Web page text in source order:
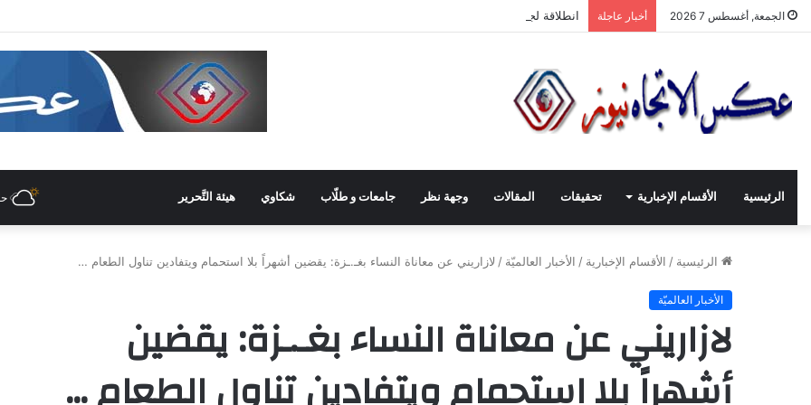
الجمعة, أغسطس 7 2026 أخبار عاجلة انطلاقة لجنة الصّناعيّين الشّباب في غرفة صناعة دمشق وريفها لدعم المشاركة الشّبابيّة في الصّناعة
الرئيسية الأقسام الإخبارية تحقيقات المقالات وجهة نظر جامعات و طلّاب شكاوي هيئة التَّحرير
الرئيسية / الأقسام الإخبارية / الأخبار العالميّة / لازاريني عن معاناة النساء بغـ.ـزة: يقضين أشهراً بلا استحمام ويتفادين تناول الطعام …
الأخبار العالميّة
لازاريني عن معاناة النساء بغـ.ـزة: يقضين